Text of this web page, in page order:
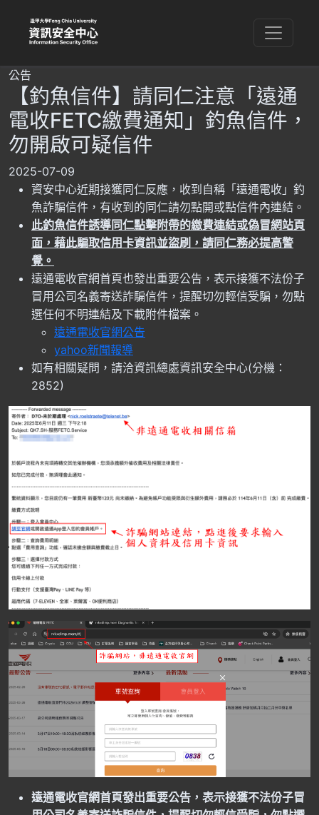
公告
【釣魚信件】請同仁注意「遠通
電收FETC繳費通知」釣魚信件，
勿開啟可疑信件
2025-07-09
資安中心近期接獲同仁反應，收到自稱「遠通電收」釣
魚詐騙信件，有收到的同仁請勿點開或點信件內連結。
此釣魚信件誘導同仁點擊附帶的繳費連結或偽冒網站頁
面，藉此騙取信用卡資訊並盜刷，請同仁務必提高警
覺。
遠通電收官網首頁也發出重要公告，表示接獲不法份子
冒用公司名義寄送詐騙信件，提醒切勿輕信受騙，勿點
選任何不明連結及下載附件檔案。
遠通電收官網公告
yahoo新聞報導
如有相關疑問，請洽資訊總處資訊安全中心(分機：
2852)
遠通電收官網首頁發出重要公告，表示接獲不法份子冒